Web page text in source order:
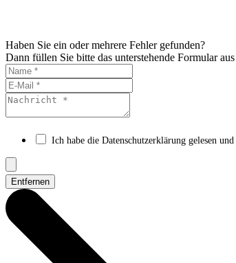
Haben Sie ein oder mehrere Fehler gefunden?
Dann füllen Sie bitte das unterstehende Formular
Ich habe die Datenschutzerklärung gelesen
Entfernen